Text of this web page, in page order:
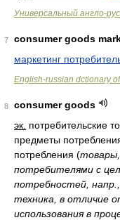
Универсальный англо-
7
consumer goods
маркетинг
English-russian dctionary
8
consumer goods
эк. потребительские
предметы
потребления (товары,
потребителями с
потребностей,
техника, в отличие
использования в